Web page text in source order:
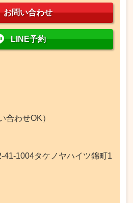
お問い合わせ
LINE予約
合わせOK）
41-1004タケノヤハイツ錦町1